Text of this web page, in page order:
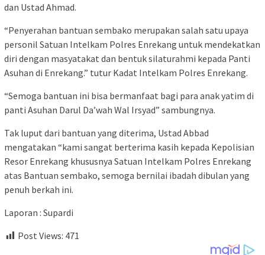
dan Ustad Ahmad.
“Penyerahan bantuan sembako merupakan salah satu upaya
personil Satuan Intelkam Polres Enrekang untuk mendekatkan
diri dengan masyatakat dan bentuk silaturahmi kepada Panti
Asuhan di Enrekang.” tutur Kadat Intelkam Polres Enrekang.
“Semoga bantuan ini bisa bermanfaat bagi para anak yatim di
panti Asuhan Darul Da’wah Wal Irsyad” sambungnya.
Tak luput dari bantuan yang diterima, Ustad Abbad
mengatakan “kami sangat berterima kasih kepada Kepolisian
Resor Enrekang khususnya Satuan Intelkam Polres Enrekang
atas Bantuan sembako, semoga bernilai ibadah dibulan yang
penuh berkah ini.
Laporan : Supardi
Post Views: 471